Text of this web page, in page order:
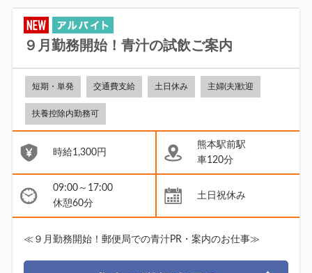
９月勤務開始！青汁の試飲ご案内
短期・単発 交通費支給 土日休み 主婦(夫)歓迎
扶養控除内勤務可
時給1,300円
熊本駅前駅
車120分
09:00～17:00
休憩60分
土日祝休み
≪９月勤務開始！郵便局での青汁PR・案内のお仕事≫